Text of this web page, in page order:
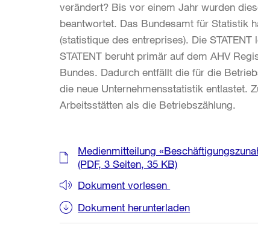
verändert? Bis vor einem Jahr wurden
beantwortet. Das Bundesamt für Statistik
(statistique des entreprises). Die
STATENT beruht primär auf dem AHV
Bundes. Dadurch entfällt die für die
die neue Unternehmensstatistik entlastet.
Arbeitsstätten als die Betriebszählung.
Weitere
Informationen
Medienmitteilung
(PDF, 3 Seiten, 35 KB)
Dokument vorlesen
Dokument herunterladen